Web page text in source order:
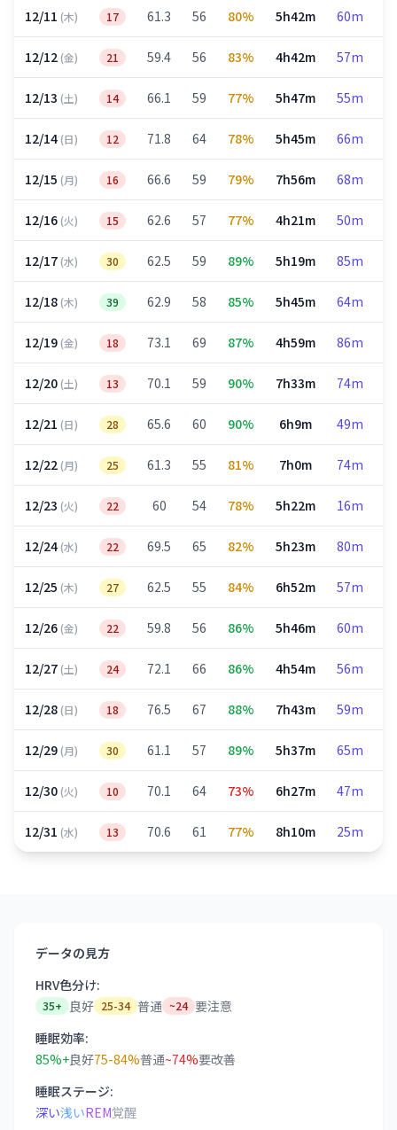
12/11 (木) 17 61.3 56 80% 5h42m 60m
12/12(金) 21 59.4 56 83% 4h42m 57m
12/13 (土) 14 66.1 59 77% 5h47m 55m
12/14(日) 12 71.8 64 78% 5h45m 66m
12/15 (月) 16 66.6 59 79% 7h56m 68m
12/16(火) 15 62.6 57 77% 4h21m 50m
12/17(水) 30 62.5 59 89% 5h19m 85m
12/18(木) 39 62.9 58 85% 5h45m 64m
12/19(金) 18 73.1 69 87% 4h59m 86m
12/20(土) 13 70.1 59 90% 7h33m 74m
12/21 (日) 28 65.6 60 90% 6h9m 49m
12/22(月) 25 61.3 55 81% 7h0m 74m
12/23 (火) 22 60 54 78% 5h22m 16m
12/24(水) 22 69.5 65 82% 5h23m 80m
12/25 (木) 27 62.5 55 84% 6h52m 57m
12/26(金) 22 59.8 56 86% 5h46m 60m
12/27(土) 24 72.1 66 86% 4h54m 56m
12/28(日) 18 76.5 67 88% 7h43m 59m
12/29(月) 30 61.1 57 89% 5h37m 65m
12/30(火) 10 70.1 64 73% 6h27m 47m
12/31 (水) 13 70.6 61 77% 8h10m 25m
データの見方
HRV色分け:
35+ 良好 25-34 普通 ~24 要注意
睡眠効率:
85%+良好75-84%普通~74%要改善
睡眠ステージ:
深い浅いREM覚醒